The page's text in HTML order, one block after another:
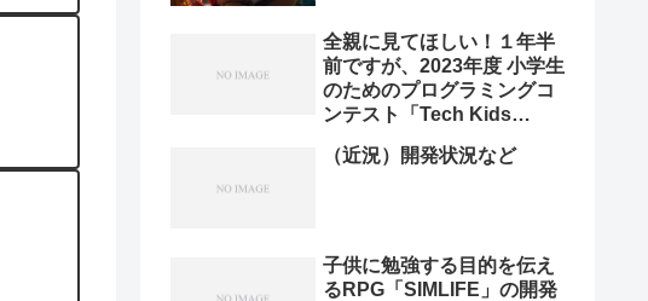
全親に見てほしい！１年半
前ですが、2023年度 小学生
のためのプログラミングコ
ンテスト「Tech Kids
勝プレゼン動画を紹介。プ
（近況）開発状況など
子供に勉強する目的を伝え
るRPG「SIMLIFE」の開発